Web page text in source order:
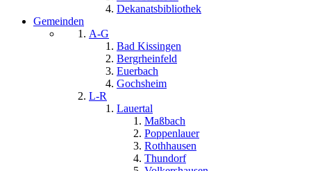
Dekanatsbibliothek
Gemeinden
A-G
Bad Kissingen
Bergrheinfeld
Euerbach
Gochsheim
L-R
Lauertal
Maßbach
Poppenlauer
Rothhausen
Thundorf